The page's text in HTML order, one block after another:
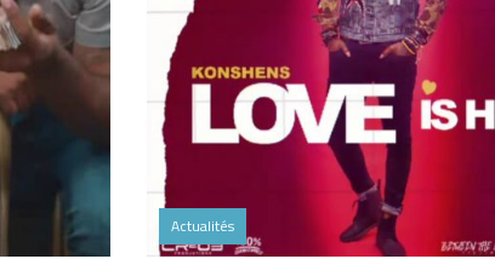
Actualités